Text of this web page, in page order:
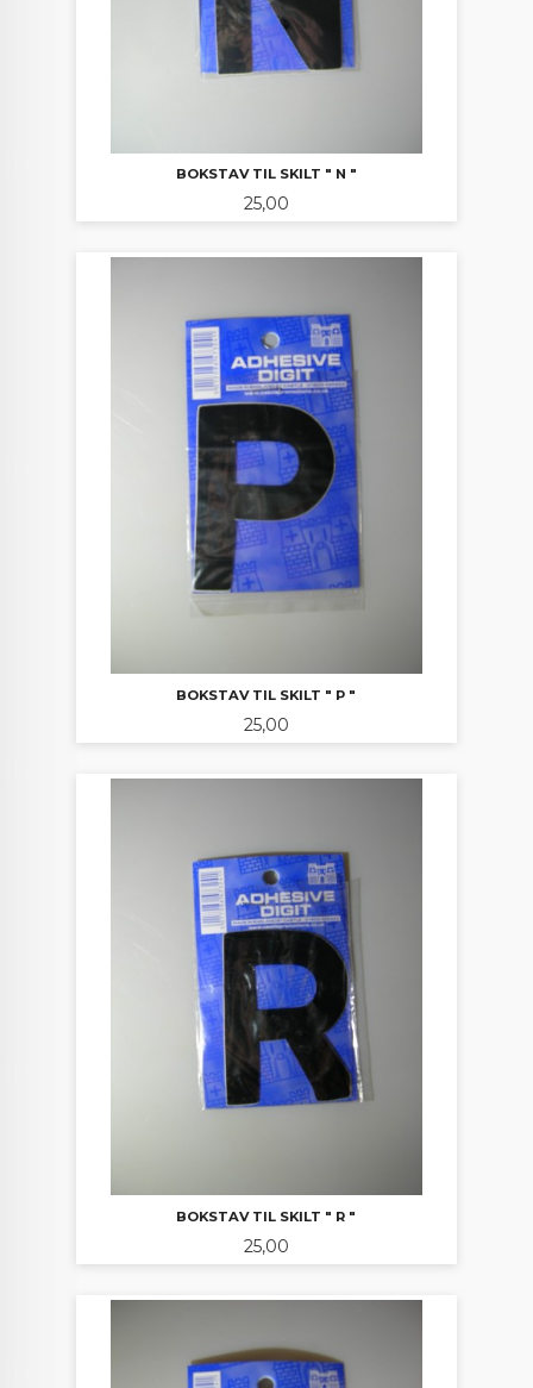
BOKSTAV TIL SKILT " N "
Pris
25,00
BOKSTAV TIL SKILT " P "
Pris
25,00
BOKSTAV TIL SKILT " R "
Pris
25,00